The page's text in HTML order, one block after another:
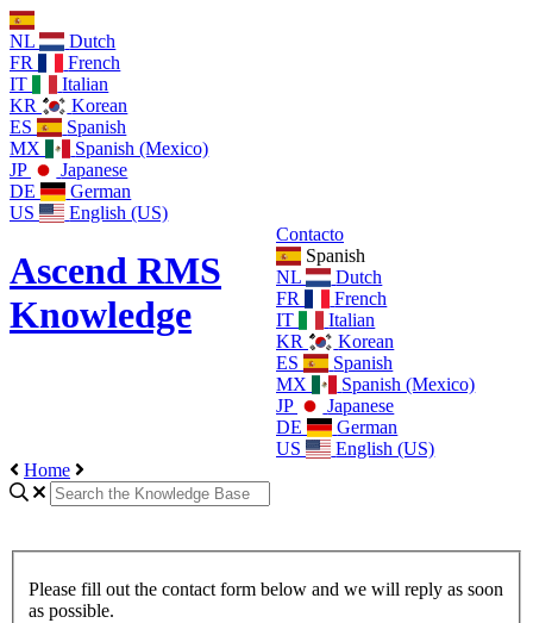
NL
Dutch
FR
French
IT
Italian
KR
Korean
ES
Spanish
MX
Spanish (Mexico)
JP
Japanese
DE
German
US
English (US)
Ascend RMS
Knowledge
Contacto
Spanish
NL
Dutch
FR
French
IT
Italian
KR
Korean
ES
Spanish
MX
Spanish (Mexico)
JP
Japanese
DE
German
US
English (US)
Home
Please fill out the contact form below and we will reply as soon
as possible.